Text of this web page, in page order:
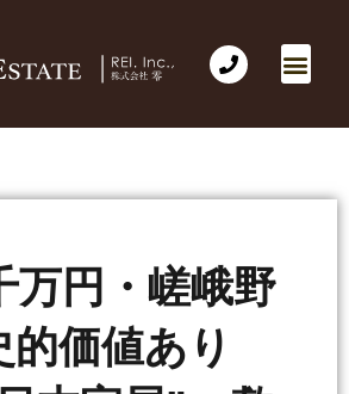
万円・嵯峨野
的価値あり